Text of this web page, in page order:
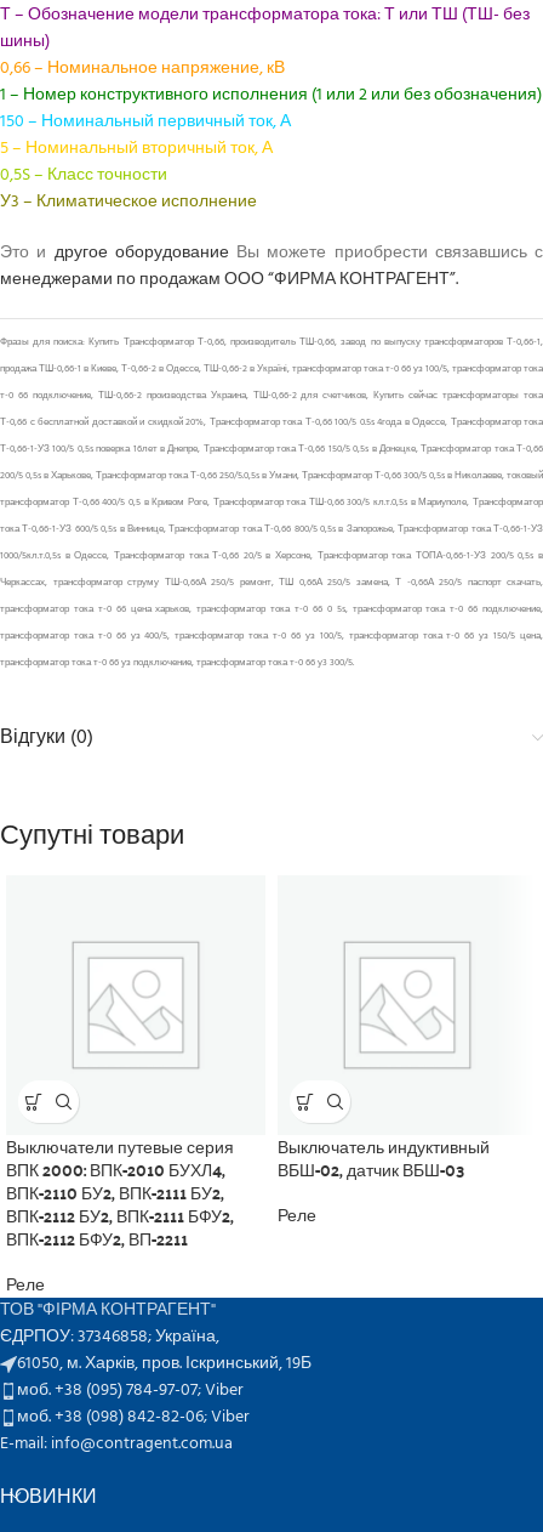
Т – Обозначение модели трансформатора тока: Т или ТШ (ТШ- без
шины)
0,66 – Номинальное напряжение, кВ
1 – Номер конструктивного исполнения (1 или 2 или без обозначения)
150 – Номинальный первичный ток, А
5 – Номинальный вторичный ток, А
0,5S – Класс точности
У3 – Климатическое исполнение
Это и другое оборудованиеВы можете приобрести связавшись с
менеджерами по продажам ООО “ФИРМА КОНТРАГЕНТ”.
Фразы для поиска: Купить Трансформатор Т-0,66, производитель ТШ-0,66, завод по выпуску трансформаторов Т-0,66-1,
продажа ТШ-0,66-1 в Киеве, Т-0,66-2 в Одессе, ТШ-0,66-2 в Україні, трансформатор тока т-0 66 уз 100/5, трансформатор тока
т-0 66 подключение, ТШ-0,66-2 производства Украина, ТШ-0,66-2 для счетчиков, Купить сейчас трансформаторы тока
Т-0,66 с бесплатной доставкой и скидкой 20%, Трансформатор тока Т-0,66 100/5 0.5s 4года в Одессе, Трансформатор тока
Т-0,66-1-УЗ 100/5 0,5s поверка 16лет в Днепре, Трансформатор тока Т-0,66 150/5 0,5s в Донецке, Трансформатор тока Т-0,66
200/5 0,5s в Харькове, Трансформатор тока Т-0,66 250/5.0,5s в Умани, Трансформатор Т-0,66 300/5 0,5s в Николаеве, токовый
трансформатор Т-0,66 400/5 0,5 в Кривом Роге, Трансформатор тока ТШ-0,66 300/5 кл.т.0,5s в Мариуполе, Трансформатор
тока Т-0,66-1-УЗ 600/5 0,5s в Виннице, Трансформатор тока Т-0,66 800/5 0,5s в Запорожье, Трансформатор тока Т-0,66-1-УЗ
1000/5кл.т.0,5s в Одессе, Трансформатор тока Т-0,66 20/5 в Херсоне, Трансформатор тока ТОПА-0,66-1-УЗ 200/5 0,5s в
Черкассах, трансформатор струму ТШ-0,66А 250/5 ремонт, ТШ 0,66А 250/5 замена, Т -0,66А 250/5 паспорт скачать,
трансформатор тока т-0 66 цена харьков, трансформатор тока т-0 66 0 5s, трансформатор тока т-0 66 подключение,
трансформатор тока т-0 66 уз 400/5, трансформатор тока т-0 66 уз 100/5, трансформатор тока т-0 66 уз 150/5 цена,
трансформатор тока т-0 66 уз подключение, трансформатор тока т-0 66 у3 300/5.
Відгуки (0)
Супутні товари
Выключатели путевые серия
ВПК 2000: ВПК-2010 БУХЛ4,
ВПК-2110 БУ2, ВПК-2111 БУ2,
ВПК-2112 БУ2, ВПК-2111 БФУ2,
ВПК-2112 БФУ2, ВП-2211
Реле
Выключатель индуктивный
ВБШ-02, датчик ВБШ-03
Реле
ТОВ "ФІРМА КОНТРАГЕНТ"
ЄДРПОУ: 37346858; Україна,
61050, м. Харків, пров. Іскринський, 19Б
моб. +38 (095) 784-97-07;Viber
моб. +38 (098) 842-82-06;Viber
E-mail: info@contragent.com.ua
НОВИНКИ